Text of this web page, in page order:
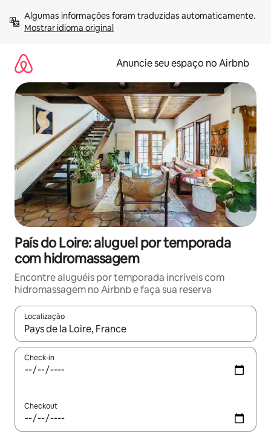
para
Mostrar idioma original
Anuncie seu espaço no Airbnb
País do Loire: aluguel por temporada
com hidromassagem
Encontre aluguéis por temporada incríveis com
hidromassagem no Airbnb e faça sua reserva
Localização
Quando os resultados estiverem disponíveis, explore-os
Check-in
Checkout